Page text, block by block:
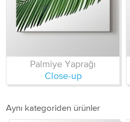
Palmiye Yaprağı
Close-up
Aynı kategoriden ürünler